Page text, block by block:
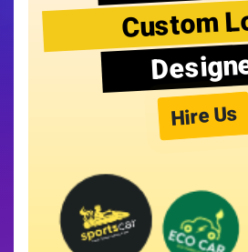
Custom
Hire Us